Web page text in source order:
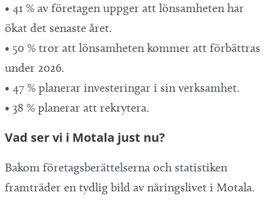
• 41 % av företagen uppger att lönsamheten har
ökat det senaste året.
• 50 % tror att lönsamheten kommer att förbättras
under 2026.
• 47 % planerar investeringar i sin verksamhet.
• 38 % planerar att rekrytera.
Vad ser vi i Motala just nu?
Bakom företagsberättelserna och statistiken
framträder en tydlig bild av näringslivet i Motala.